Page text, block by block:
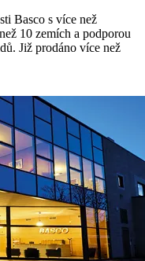
Basco s více než
10 zemích a podporou
Již prodáno více než